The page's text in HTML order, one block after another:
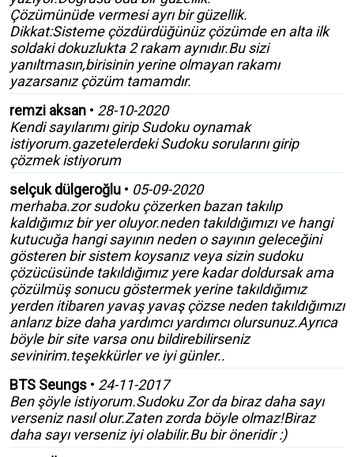
Çözümünüde vermesi ayrı bir güzellik.
Dikkat:Sisteme çözdürdüğünüz çözümde en alta ilk
soldaki dokuzlukta 2 rakam aynıdır.Bu sizi
yanıltmasın,birisinin yerine olmayan rakamı
yazarsanız çözüm tamamdır.
remzi aksan • 28-10-2020
Kendi sayılarımı girip Sudoku oynamak
istiyorum.gazetelerdeki Sudoku sorularını girip
çözmek istiyorum
selçuk dülgeroğlu • 05-09-2020
merhaba.zor sudoku çözerken bazan takılıp
kaldığımız bir yer oluyor.neden takıldığımızı ve hangi
kutucuğa hangi sayının neden o sayının geleceğini
gösteren bir sistem koysanız veya sizin sudoku
çözücüsünde takıldığımız yere kadar doldursak ama
çözülmüş sonucu göstermek yerine takıldığımız
yerden itibaren yavaş yavaş çözse neden takıldığımızı
anlarız bize daha yardımcı yardımcı olursunuz.Ayrıca
böyle bir site varsa onu bildirebilirseniz
sevinirim.teşekkürler ve iyi günler..
BTS Seungs • 24-11-2017
Ben şöyle istiyorum.Sudoku Zor da biraz daha sayı
verseniz nasıl olur.Zaten zorda böyle olmaz!Biraz
daha sayı verseniz iyi olabilir.Bu bir öneridir :)